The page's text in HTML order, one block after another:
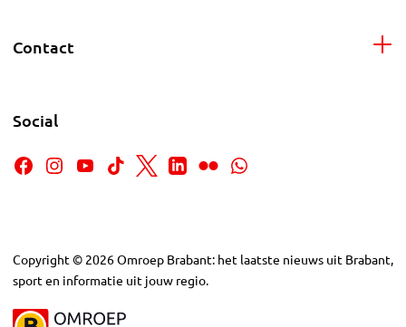
Contact
Social
Copyright © 2026Omroep Brabant: het laatste nieuws uit Brabant,
sport en informatie uit jouw regio.